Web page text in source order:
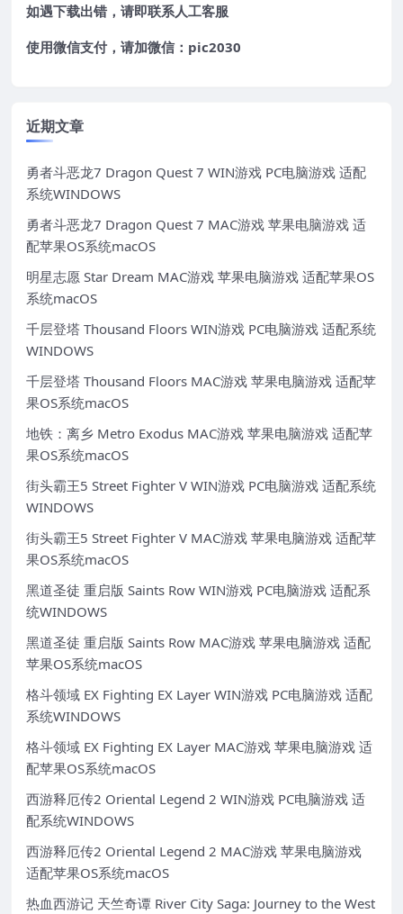
如遇下载出错，请即联系人工客服
使用微信支付，请加微信：pic2030
近期文章
勇者斗恶龙7 Dragon Quest 7 WIN游戏 PC电脑游戏 适配
系统WINDOWS
勇者斗恶龙7 Dragon Quest 7 MAC游戏 苹果电脑游戏 适
配苹果OS系统macOS
明星志愿 Star Dream MAC游戏 苹果电脑游戏 适配苹果OS
系统macOS
千层登塔 Thousand Floors WIN游戏 PC电脑游戏 适配系统
WINDOWS
千层登塔 Thousand Floors MAC游戏 苹果电脑游戏 适配苹
果OS系统macOS
地铁：离乡 Metro Exodus MAC游戏 苹果电脑游戏 适配苹
果OS系统macOS
街头霸王5 Street Fighter V WIN游戏 PC电脑游戏 适配系统
WINDOWS
街头霸王5 Street Fighter V MAC游戏 苹果电脑游戏 适配苹
果OS系统macOS
黑道圣徒 重启版 Saints Row WIN游戏 PC电脑游戏 适配系
统WINDOWS
黑道圣徒 重启版 Saints Row MAC游戏 苹果电脑游戏 适配
苹果OS系统macOS
格斗领域 EX Fighting EX Layer WIN游戏 PC电脑游戏 适配
系统WINDOWS
格斗领域 EX Fighting EX Layer MAC游戏 苹果电脑游戏 适
配苹果OS系统macOS
西游释厄传2 Oriental Legend 2 WIN游戏 PC电脑游戏 适
配系统WINDOWS
西游释厄传2 Oriental Legend 2 MAC游戏 苹果电脑游戏
适配苹果OS系统macOS
热血西游记 天竺奇谭 River City Saga: Journey to the West